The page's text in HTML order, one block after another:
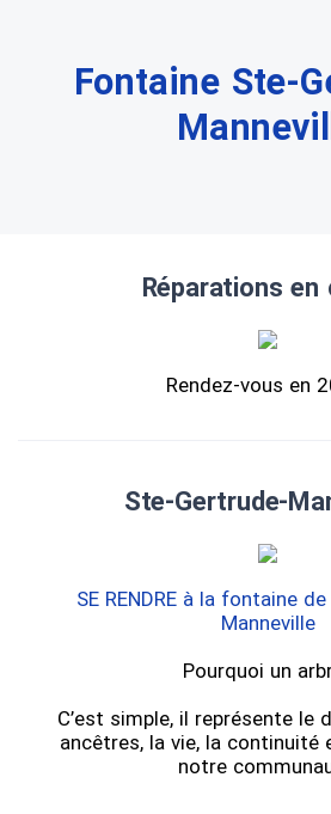
Fontaine Ste-
Réparations en
Rendez-vous en
Ste-Gertrude-
SE RENDRE à la fontaine
Manneville
Pourquoi un
C’est simple, il représente le
ancêtres, la vie, la continuité
notre